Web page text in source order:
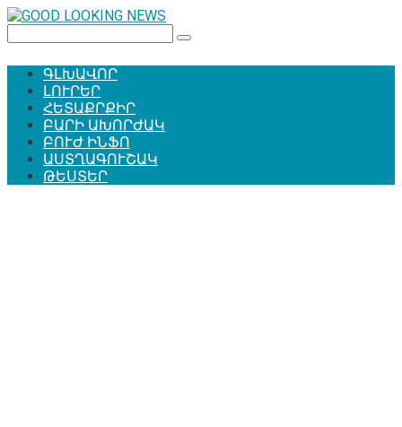
Перейти
контенту
ԳԼԽԱՎՈՐ
ԼՈՒՐԵՐ
ՀԵՏԱՔՐՔԻՐ
ԲԱՐԻ ԱԽՈՐԺԱԿ
ԲՈՒԺ ԻՆՖՈ
ԱՍՏՂԱԳՈՒՇԱԿ
ԹԵՍՏԵՐ